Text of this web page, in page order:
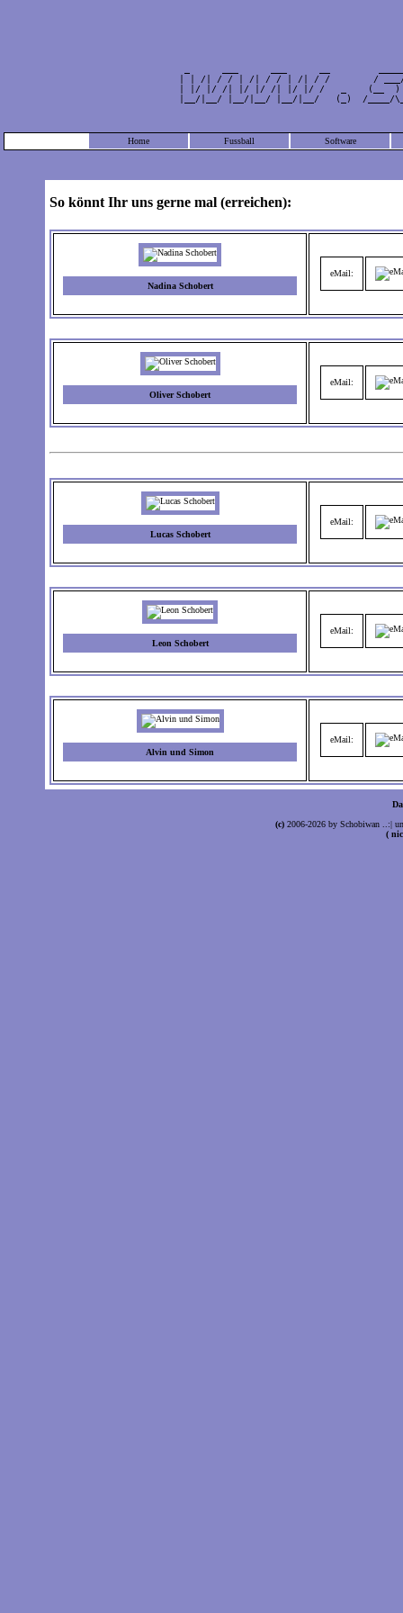
| | /| / / | /| / / | /| / /        /
| |/ |/ /| |/ |/ /| |/ |/ /   _    (__
|__/|__/ |__/|__/ |__/|__/   (_)  /
Home Fussball Software
So könnt Ihr uns gerne mal (erreichen):
Nadina Schobert
eMail:
Oliver Schobert
eMail:
Lucas Schobert
eMail:
Leon Schobert
eMail:
Alvin und Simon
eMail:
(c) 2006-2026 by Schobiwan ..:|
(